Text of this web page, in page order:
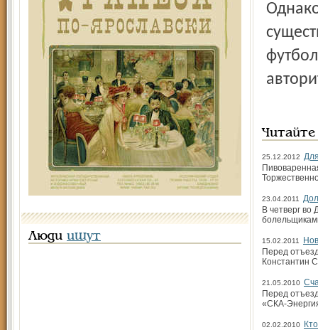
Люди ищут
25.12.2012
23.04.2011
В четверг
15.02.2011
Перед
Константин
21.05.2010
Перед
«СКА-
02.02.2010